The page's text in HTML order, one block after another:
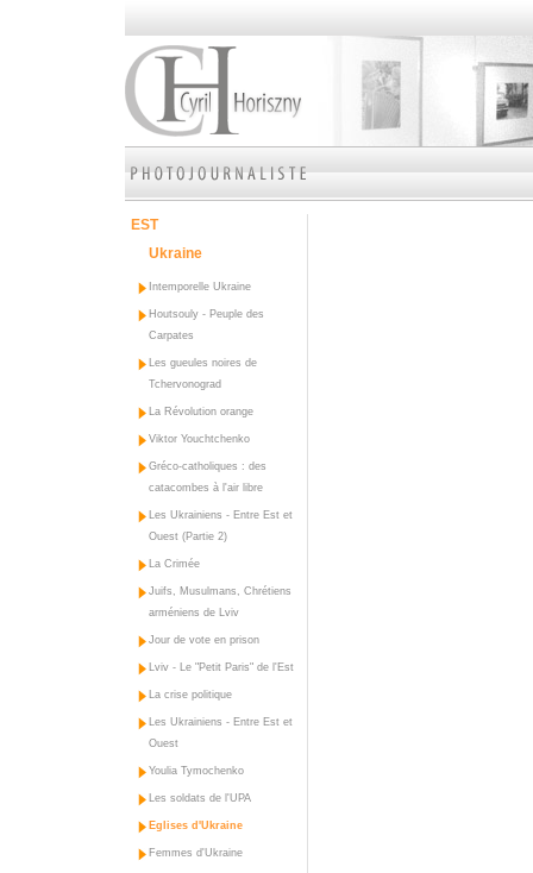
EST
Ukraine
Intemporelle Ukraine
Houtsouly - Peuple des
Carpates
Les gueules noires de
Tchervonograd
La Révolution orange
Viktor Youchtchenko
Gréco-catholiques : des
catacombes à l'air libre
Les Ukrainiens - Entre Est et
Ouest (Partie 2)
La Crimée
Juifs, Musulmans, Chrétiens
arméniens de Lviv
Jour de vote en prison
Lviv - Le "Petit Paris" de l'Est
La crise politique
Les Ukrainiens - Entre Est et
Ouest
Youlia Tymochenko
Les soldats de l'UPA
Eglises d'Ukraine
Femmes d'Ukraine